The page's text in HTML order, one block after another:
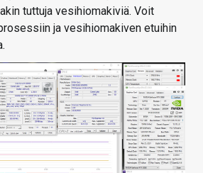
tuttuja vesihiomakiviä. Voit
ja vesihiomakiven etuihin